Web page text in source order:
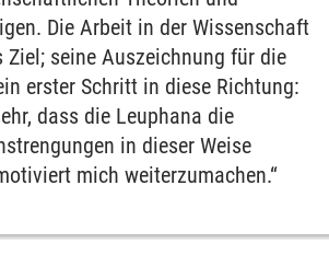
Die Arbeit in der Wissenschaft
seine Auszeichnung für die
erster Schritt in diese Richtung:
dass die Leuphana die
in dieser Weise
mich weiterzumachen.“